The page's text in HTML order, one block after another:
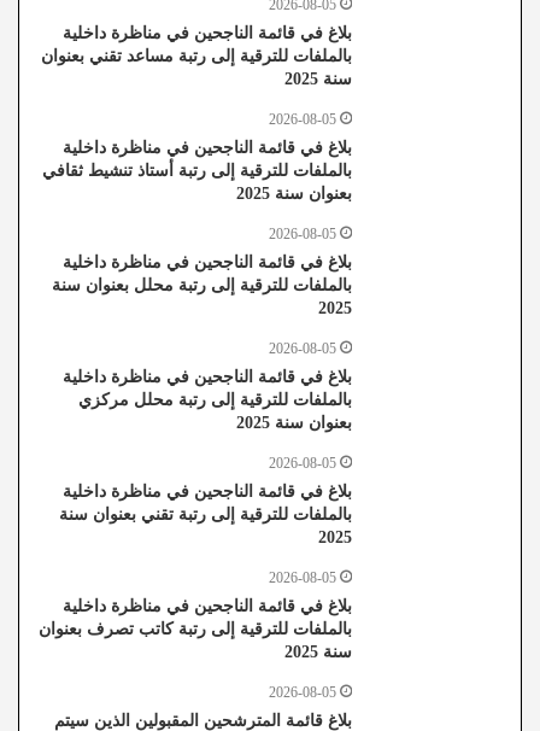
2026-08-05
بلاغ في قائمة الناجحين في مناظرة داخلية
بالملفات للترقية إلى رتبة مساعد تقني بعنوان
سنة 2025
2026-08-05
بلاغ في قائمة الناجحين في مناظرة داخلية
بالملفات للترقية إلى رتبة أستاذ تنشيط ثقافي
بعنوان سنة 2025
2026-08-05
بلاغ في قائمة الناجحين في مناظرة داخلية
بالملفات للترقية إلى رتبة محلل بعنوان سنة
2025
2026-08-05
بلاغ في قائمة الناجحين في مناظرة داخلية
بالملفات للترقية إلى رتبة محلل مركزي
بعنوان سنة 2025
2026-08-05
بلاغ في قائمة الناجحين في مناظرة داخلية
بالملفات للترقية إلى رتبة تقني بعنوان سنة
2025
2026-08-05
بلاغ في قائمة الناجحين في مناظرة داخلية
بالملفات للترقية إلى رتبة كاتب تصرف بعنوان
سنة 2025
2026-08-05
بلاغ قائمة المترشحين المقبولين الذين سيتم